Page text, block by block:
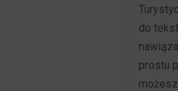
do
prostu